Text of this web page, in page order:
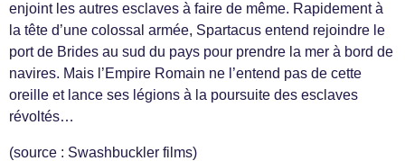
enjoint les autres esclaves à faire de même. Rapidement à
la tête d’une colossal armée, Spartacus entend rejoindre le
port de Brides au sud du pays pour prendre la mer à bord de
navires. Mais l’Empire Romain ne l’entend pas de cette
oreille et lance ses légions à la poursuite des esclaves
révoltés…
(source : Swashbuckler films)